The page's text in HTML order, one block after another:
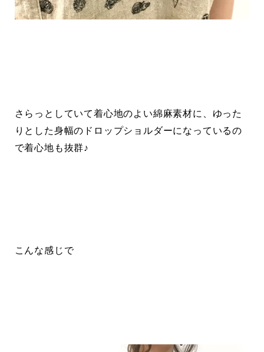
さらっとしていて着心地のよい綿麻素材に、ゆった
りとした身幅のドロップショルダーになっているの
で着心地も抜群♪
こんな感じで